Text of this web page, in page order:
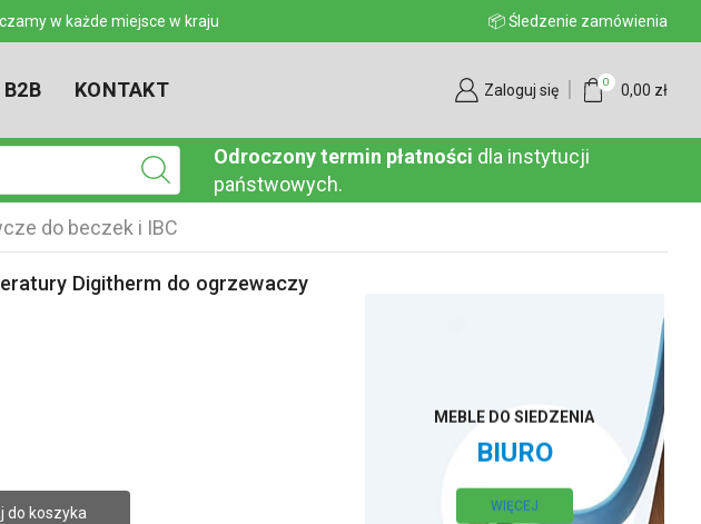
w każde miejsce w kraju 📦 Śledzenie zamówienia
B2B KONTAKT Zaloguj się 0 0,00 zł
Odroczony termin płatności dla instytucji
państwowych.
do beczek i IBC
Digitherm do ogrzewaczy
do koszyka
MEBLE DO SIEDZENIA
BIURO
WIĘCEJ